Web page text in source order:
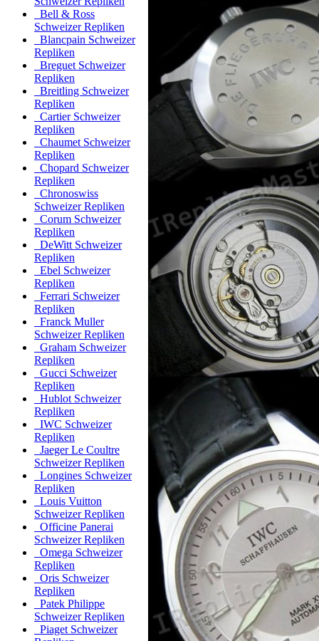
Bell & Ross
Schweizer Repliken
Blancpain Schweizer
Repliken
Breguet Schweizer
Repliken
Breitling Schweizer
Repliken
Cartier Schweizer
Repliken
Chaumet Schweizer
Repliken
Chopard Schweizer
Repliken
Chronoswiss
Schweizer Repliken
Corum Schweizer
Repliken
DeWitt Schweizer
Repliken
Ebel Schweizer
Repliken
Ferrari Schweizer
Repliken
Franck Muller
Schweizer Repliken
Graham Schweizer
Repliken
Gucci Schweizer
Repliken
Hublot Schweizer
Repliken
IWC Schweizer
Repliken
Jaeger Le Coultre
Schweizer Repliken
Longines Schweizer
Repliken
Louis Vuitton
Schweizer Repliken
Officine Panerai
Schweizer Repliken
Omega Schweizer
Repliken
Oris Schweizer
Repliken
Patek Philippe
Schweizer Repliken
Piaget Schweizer